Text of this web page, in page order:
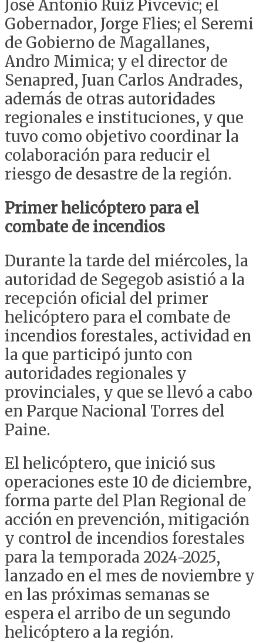
José Antonio Ruiz Pivcevic; el
Gobernador, Jorge Flies; el Seremi
de Gobierno de Magallanes,
Andro Mimica; y el director de
Senapred, Juan Carlos Andrades,
además de otras autoridades
regionales e instituciones, y que
tuvo como objetivo coordinar la
colaboración para reducir el
riesgo de desastre de la región.
Primer helicóptero para el
combate de incendios
Durante la tarde del miércoles, la
autoridad de Segegob asistió a la
recepción oficial del primer
helicóptero para el combate de
incendios forestales, actividad en
la que participó junto con
autoridades regionales y
provinciales, y que se llevó a cabo
en Parque Nacional Torres del
Paine.
El helicóptero, que inició sus
operaciones este 10 de diciembre,
forma parte del Plan Regional de
acción en prevención, mitigación
y control de incendios forestales
para la temporada 2024-2025,
lanzado en el mes de noviembre y
en las próximas semanas se
espera el arribo de un segundo
helicóptero a la región.